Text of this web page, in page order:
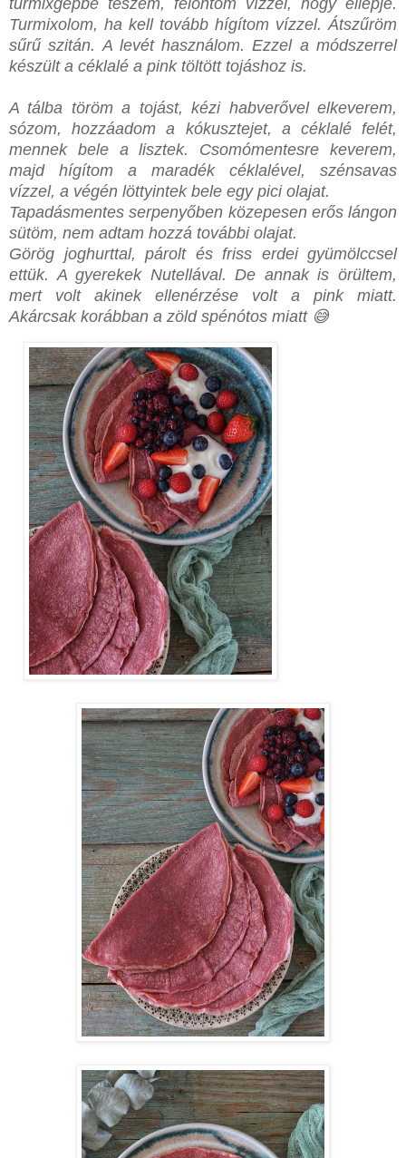
Turmixolom, ha kell tovább hígítom vízzel. Átszűröm
sűrű szitán. A levét használom. Ezzel a módszerrel
készült a céklalé a pink töltött tojáshoz is.
A tálba töröm a tojást, kézi habverővel elkeverem,
sózom, hozzáadom a kókusztejet, a céklalé felét,
mennek bele a lisztek. Csomómentesre keverem,
majd hígítom a maradék céklalével, szénsavas
vízzel, a végén löttyintek bele egy pici olajat.
Tapadásmentes serpenyőben közepesen erős lángon
sütöm, nem adtam hozzá további olajat.
Görög joghurttal, párolt és friss erdei gyümölccsel
ettük. A gyerekek Nutellával. De annak is örültem,
mert volt akinek ellenérzése volt a pink miatt.
Akárcsak korábban a zöld spénótos miatt 😅